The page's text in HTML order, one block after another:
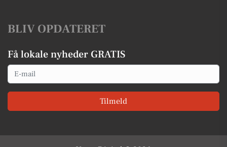
BLIV OPDATERET
Få lokale nyheder GRATIS
Email
Tilmeld